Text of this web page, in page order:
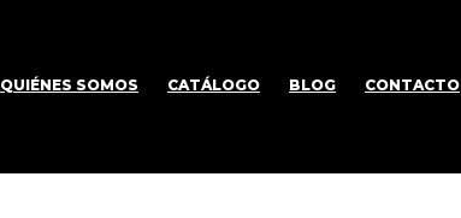
QUIÉNES SOMOS CATÁLOGO BLOG CONTACTO